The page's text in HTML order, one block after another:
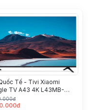
Tế - Tivi Xiaomi
TV A43 4K L43MB-
2026